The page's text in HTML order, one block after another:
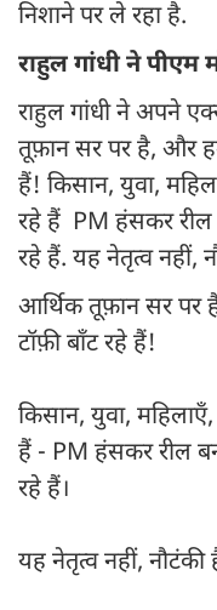
निशाने पर ले रहा है.
राहुल गांधी ने पीएम
राहुल गांधी ने अपने
तूफ़ान सर पर है, और
हैं! किसान, युवा,
रहे हैं PM हंसकर रील
रहे हैं. यह नेतृत्व नहीं,
आर्थिक तूफ़ान सर पर
टॉफ़ी बाँट रहे हैं!
किसान, युवा,
हैं - PM हंसकर रील
रहे हैं।
यह नेतृत्व नहीं, नौटंकी